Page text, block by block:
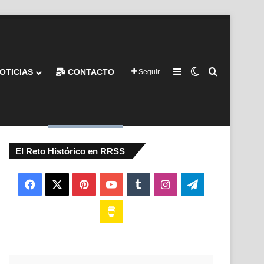
CONTACTO Seguir Barra lateral
Switch skin
El Reto Histórico en RRSS
Facebook PinterestYouTubeTumblrInstagramTelegram